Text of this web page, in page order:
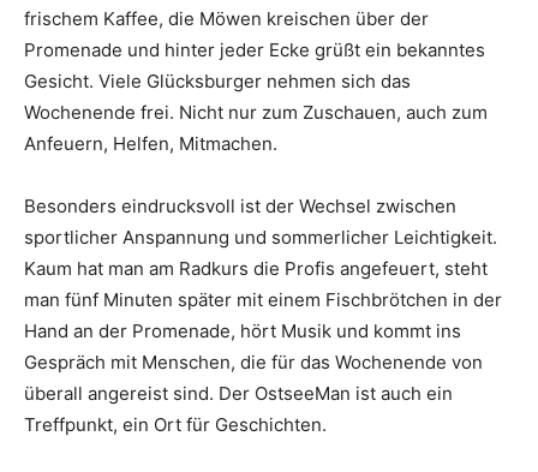
frischem Kaffee, die Möwen kreischen über der
Promenade und hinter jeder Ecke grüßt ein bekanntes
Gesicht. Viele Glücksburger nehmen sich das
Wochenende frei. Nicht nur zum Zuschauen, auch zum
Anfeuern, Helfen, Mitmachen.
Besonders eindrucksvoll ist der Wechsel zwischen
sportlicher Anspannung und sommerlicher Leichtigkeit.
Kaum hat man am Radkurs die Profis angefeuert, steht
man fünf Minuten später mit einem Fischbrötchen in der
Hand an der Promenade, hört Musik und kommt ins
Gespräch mit Menschen, die für das Wochenende von
überall angereist sind. Der OstseeMan ist auch ein
Treffpunkt, ein Ort für Geschichten.